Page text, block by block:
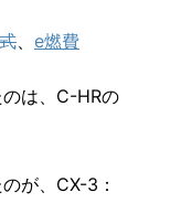
e燃費
は、 C-HRの
が、CX-3：